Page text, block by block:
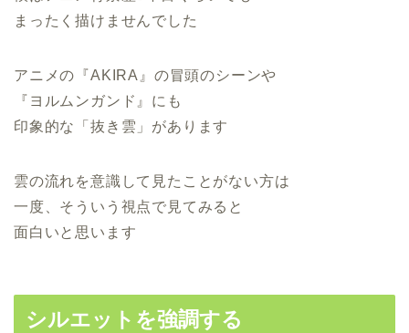
まったく描けませんでした
アニメの『AKIRA』の冒頭のシーンや
『ヨルムンガンド』にも
印象的な「抜き雲」があります
雲の流れを意識して見たことがない方は
一度、そういう視点で見てみると
面白いと思います
シルエットを強調する